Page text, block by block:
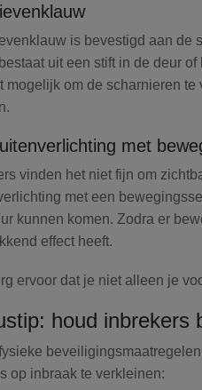
is bevestigd aan de
uit een stift in de deur
mogelijk om de scharnieren
met
vinden het niet fijn om
met een
kunnen komen. Zodra er
effect heeft.
ervoor dat je niet alleen je
houd inbrekers
op inbraak te verkleinen: